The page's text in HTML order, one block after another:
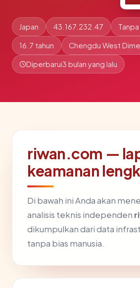
Japan 43.167.232.47
16.7 tahun Chengdu West
Diperbarui3 bulan yang lalu
riwan.com —
keamanan
Di bawah ini Anda akan
analisis teknis independen
dikumpulkan dari data
tanpa bias manusia.